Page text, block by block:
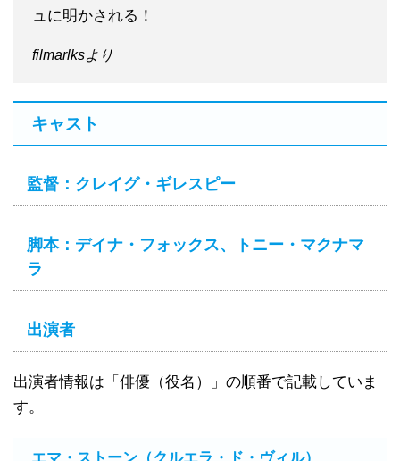
ュに明かされる！
filmarlksより
キャスト
監督：クレイグ・ギレスピー
脚本：デイナ・フォックス、トニー・マクナマ
ラ
出演者
出演者情報は「俳優（役名）」の順番で記載していま
す。